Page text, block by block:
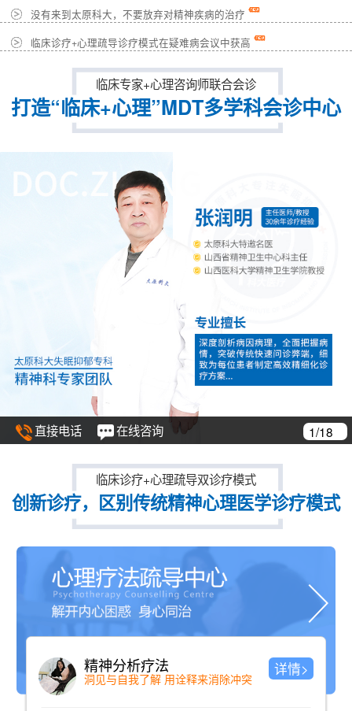
没有来到太原科大，不要放弃对精神疾病的治疗
临床诊疗+心理疏导诊疗模式在疑难病会议中获高
临床专家+心理咨询师联合会诊
打造“临床+心理”MDT多学科会诊中心
直接电话 在线咨询 1/18
临床诊疗+心理疏导双诊疗模式
创新诊疗，区别传统精神心理医学诊疗模式
精神分析疗法
洞见与自我了解 用诠释来消除冲突
详情>